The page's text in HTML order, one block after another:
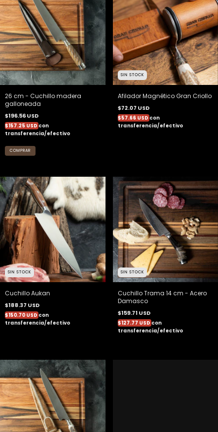
26 cm - Cuchillo madera
galloneada
$196.56 USD
$157.25 USDcon
transferencia/efectivo
SIN STOCK
Afilador Magnético Gran Criollo
$72.07 USD
$57.66 USDcon
transferencia/efectivo
SIN STOCK
Cuchillo Aukan
$188.37 USD
$150.70 USDcon
transferencia/efectivo
SIN STOCK
Cuchillo Trama 14 cm - Acero
Damasco
$159.71 USD
$127.77 USDcon
transferencia/efectivo